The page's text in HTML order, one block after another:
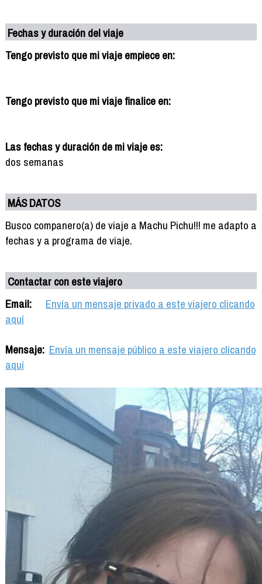
Fechas y duración del viaje
Tengo previsto que mi viaje empiece en:
Tengo previsto que mi viaje finalice en:
Las fechas y duración de mi viaje es:
dos semanas
MÁS DATOS
Busco companero(a) de viaje a Machu Pichu!!! me adapto a
fechas y a programa de viaje.
Contactar con este viajero
Email:
Envía un mensaje privado a este viajero clicando
aquí
Mensaje: Envía un mensaje público a este viajero clicando
aquí